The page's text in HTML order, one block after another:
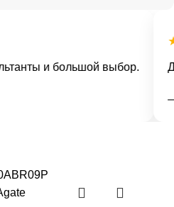
и большой выбор.
—